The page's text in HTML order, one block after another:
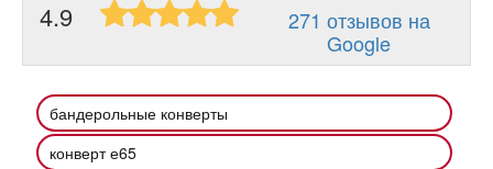
4.9
271 отзывов на
Google
бандерольные конверты
конверт е65